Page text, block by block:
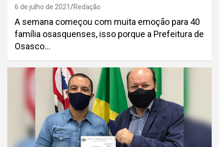
6 de julho de 2021 Redação
A semana começou com muita emoção para 40
família osasquenses, isso porque a Prefeitura de
Osasco…